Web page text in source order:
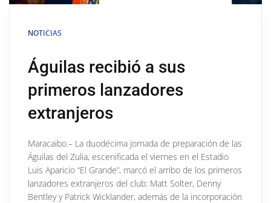
NOTICIAS
Águilas recibió a sus
primeros lanzadores
extranjeros
Maracaibo.– La duodécima jornada de preparación de las
Águilas del Zulia, escenificada el viernes en el Estadio
Luis Aparicio “El Grande”, marcó el arribo de los primeros
lanzadores extranjeros del club: Matt Solter, Denny
Bentley y Patrick Wicklander, además de la incorporación